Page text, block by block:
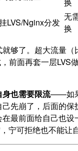
LVS/Nginx分发
无
换
够了。超大流量（
前面再套一层LVS
身也需要限流——如
先崩了，后面的保
最前面给自己也
宁可拒绝也不能让